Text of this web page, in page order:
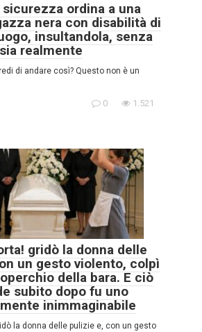
sicurezza ordina a una
nera con disabilità di
insultandola, senza
realmente
di andare così? Questo non è un
0 1.521
gridò la donna delle
un gesto violento, colpì
della bara. E ciò
subito dopo fu uno
inimmaginabile
la donna delle pulizie e, con un gesto